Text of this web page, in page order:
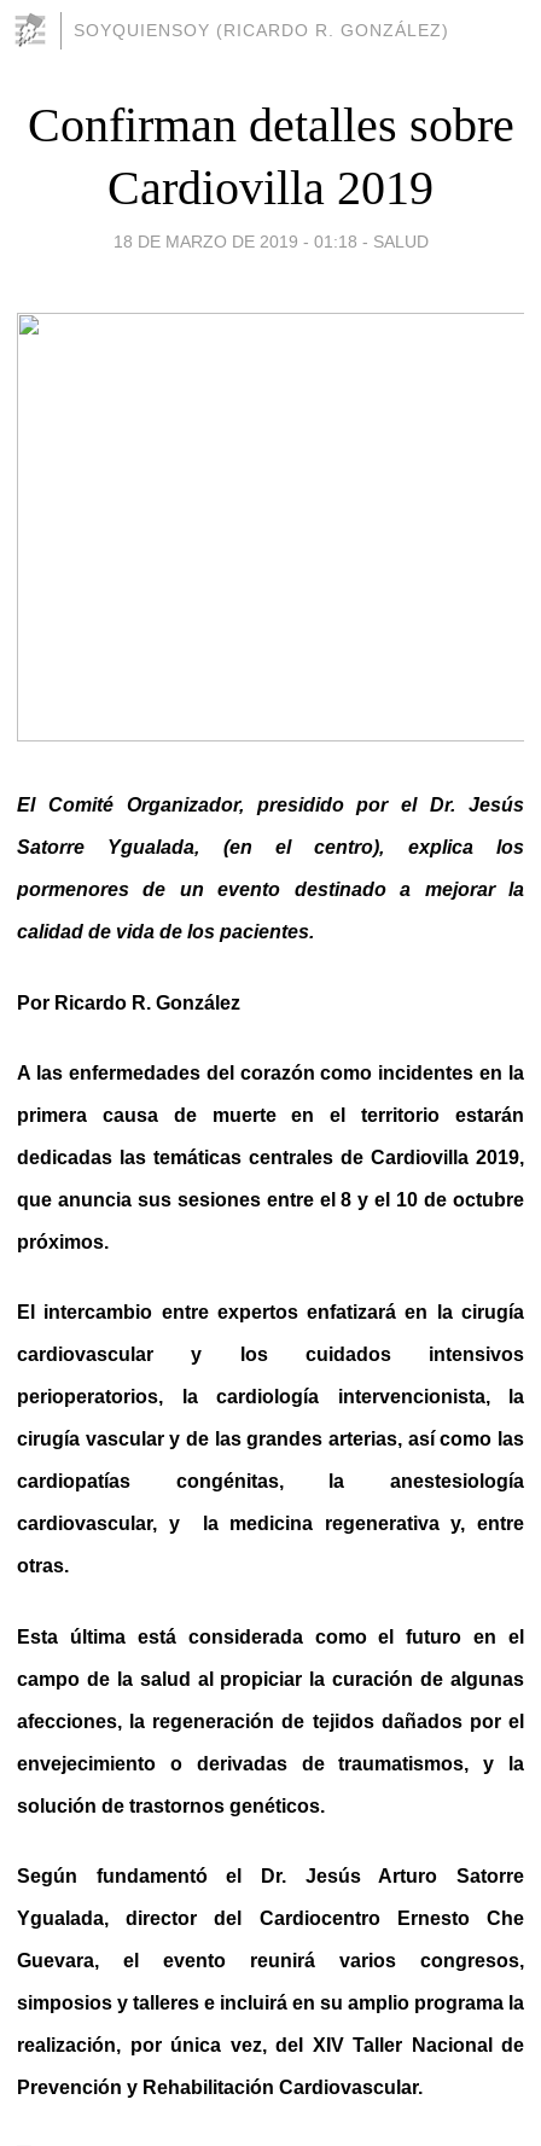
SOYQUIENSOY (RICARDO R. GONZÁLEZ)
Confirman detalles sobre
Cardiovilla 2019
18 DE MARZO DE 2019 - 01:18 - SALUD
El Comité Organizador, presidido por el Dr. Jesús
Satorre Ygualada, (en el centro), explica los
pormenores de un evento destinado a mejorar la
calidad de vida de los pacientes.
Por Ricardo R. González
A las enfermedades del corazón como incidentes en la
primera causa de muerte en el territorio estarán
dedicadas las temáticas centrales de Cardiovilla 2019,
que anuncia sus sesiones entre el 8 y el 10 de octubre
próximos.
El intercambio entre expertos enfatizará en la cirugía
cardiovascular y los cuidados intensivos
perioperatorios, la cardiología intervencionista, la
cirugía vascular y de las grandes arterias, así como las
cardiopatías congénitas, la anestesiología
cardiovascular, y la medicina regenerativa y, entre
otras.
Esta última está considerada como el futuro en el
campo de la salud al propiciar la curación de algunas
afecciones, la regeneración de tejidos dañados por el
envejecimiento o derivadas de traumatismos, y la
solución de trastornos genéticos.
Según fundamentó el Dr. Jesús Arturo Satorre
Ygualada, director del Cardiocentro Ernesto Che
Guevara, el evento reunirá varios congresos,
simposios y talleres e incluirá en su amplio programa la
realización, por única vez, del XIV Taller Nacional de
Prevención y Rehabilitación Cardiovascular.